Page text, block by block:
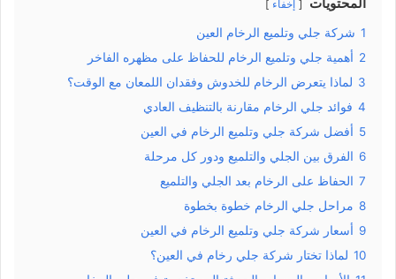
إخفاء
1 شركة جلي وتلميع الرخام العين
2 أهمية جلي وتلميع الرخام للحفاظ على مظهره الفاخر
3 لماذا يتعرض الرخام للخدوش وفقدان اللمعان مع الوقت؟
4 فوائد جلي الرخام مقارنة بالتنظيف العادي
5 أفضل شركة جلي وتلميع الرخام في العين
6 الفرق بين الجلي والتلميع ودور كل مرحلة
7 الحفاظ على الرخام بعد الجلي والتلميع
8 مراحل جلي الرخام خطوة بخطوة
9 أسعار شركة جلي وتلميع الرخام في العين
10 لماذا تختار شركة جلي رخام في العين؟